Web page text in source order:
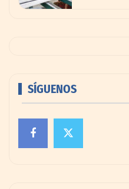
SÍGUENOS